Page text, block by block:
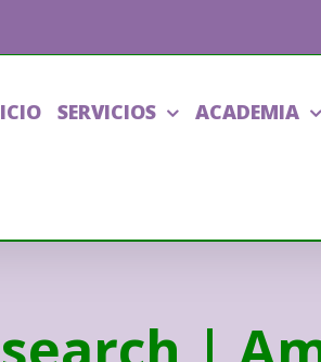
SERVICIOS ACADEMIA